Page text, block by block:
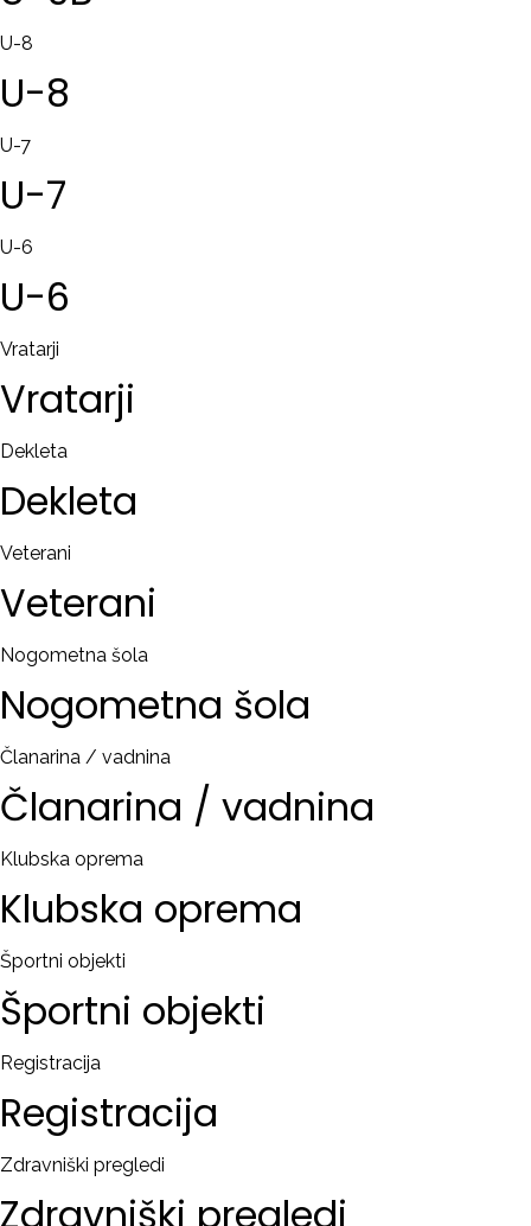
U-8
U-8
U-7
U-7
U-6
U-6
Vratarji
Vratarji
Dekleta
Dekleta
Veterani
Veterani
Nogometna šola
Nogometna šola
Članarina / vadnina
Članarina / vadnina
Klubska oprema
Klubska oprema
Športni objekti
Športni objekti
Registracija
Registracija
Zdravniški pregledi
Zdravniški pregledi